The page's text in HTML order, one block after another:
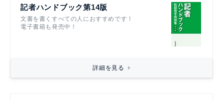
記者ハンドブック第14版
文書を書くすべての人におすすめです！
電子書籍も発売中！
詳細を見る